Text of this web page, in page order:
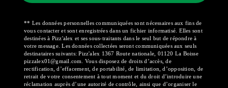
** Les données personnelles communiquées sont nécessaires aux fins de
vous contacter et sont enregistrées dans un fichier informatisé. Elles sont
destinées à Pizz'alex et ses sous-traitants dans le seul but de répondre à
votre message. Les données collectées seront communiquées aux seuls
destinataires suivants: Pizz'alex 1367 Route nationale, 01120 La Boisse
pizzalex01@gmail.com. Vous disposez de droits d’accès, de
rectification, d’effacement, de portabilité, de limitation, d’opposition, de
retrait de votre consentement à tout moment et du droit d’introduire une
réclamation auprès d’une autorité de contrôle, ainsi que d’organiser le